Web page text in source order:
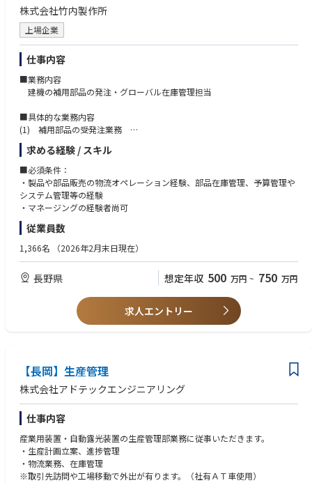
株式会社竹内製作所
上場企業
仕事内容
■業務内容
建機の補用部品の発注・グローバル在庫管理担当
■具体的な業務内容
(1) 補用部品の受発注業務
(2) グローバル在庫配置計画
(3) 需要予測ツール管理
(4) 物流管理
(5) サプライチェーン全体の効率化に向けた分析・提案
求める経験 / スキル
■必須条件：
・製品や部品販売の物流オペレーション経験、部品在庫管理、予算管理や
システム管理等の経験
・マネージングの経験者尚可
従業員数
1,366名 （2026年2月末日現在）
長野県 想定年収 500 万円 ~ 750 万円
求人エントリー
【長岡】生産管理
株式会社アドテックエンジニアリング
仕事内容
産業用装置・自動露光装置の生産管理部業務に従事いただきます。
・生産計画立案、進捗管理
・物流業務、在庫管理
※取引先訪問や工場移動で外出が有ります。（社有ＡＴ車使用）